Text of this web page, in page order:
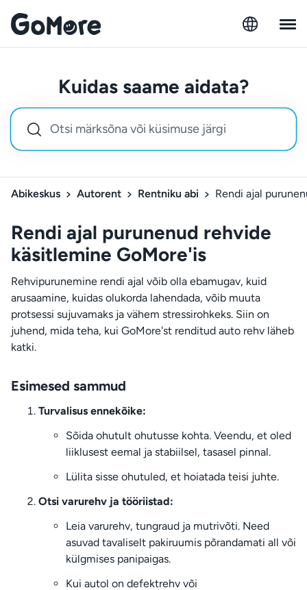
Kuidas saame aidata?
Abikeskus Autorent Rentniku abi Rendi ajal
Rendi ajal purunenud rehvide
käsitlemine GoMore'is
Rehvipurunemine rendi ajal võib olla ebamugav, kuid
arusaamine, kuidas olukorda lahendada, võib muuta
protsessi sujuvamaks ja vähem stressirohkeks. Siin on
juhend, mida teha, kui GoMore'st renditud auto rehv läheb
katki.
Esimesed sammud
Turvalisus ennekõike:
Sõida ohutult ohutusse kohta. Veendu, et oled
liiklusest eemal ja stabiilsel, tasasel pinnal.
Lülita sisse ohutuled, et hoiatada teisi juhte.
Otsi varurehv ja tööriistad:
Leia varurehv, tungraud ja mutrivõti. Need
asuvad tavaliselt pakiruumis põrandamati all või
külgmises panipaigas.
Kui autol on defektrehv või